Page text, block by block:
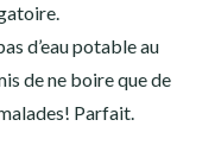
d’eau potable au
de ne boire que de
Parfait.